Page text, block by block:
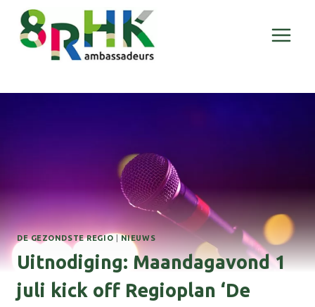
Doorgaan
naar
inhoud
DE GEZONDSTE REGIO NIEUWS
Uitnodiging: Maandagavond 1
juli kick off Regioplan ‘De